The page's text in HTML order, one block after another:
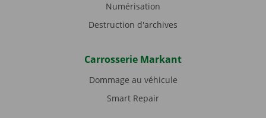
Numérisation
Destruction d'archives
Carrosserie Markant
Dommage au véhicule
Smart Repair